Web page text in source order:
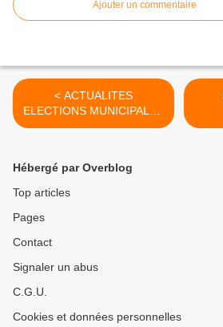
Ajouter un commentaire
< ACTUALITES
ELECTIONS MUNICIPALES
: au Pays des Olonnes, cela
Hébergé par Overblog
Top articles
Pages
Contact
Signaler un abus
C.G.U.
Cookies et données personnelles